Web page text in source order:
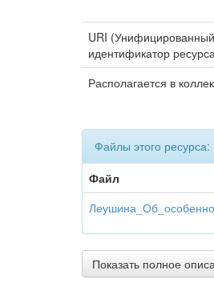
URI (Унифицированный
идентификатор
Располагается в
Файлы этого ресурса:
Файл
Показать полное